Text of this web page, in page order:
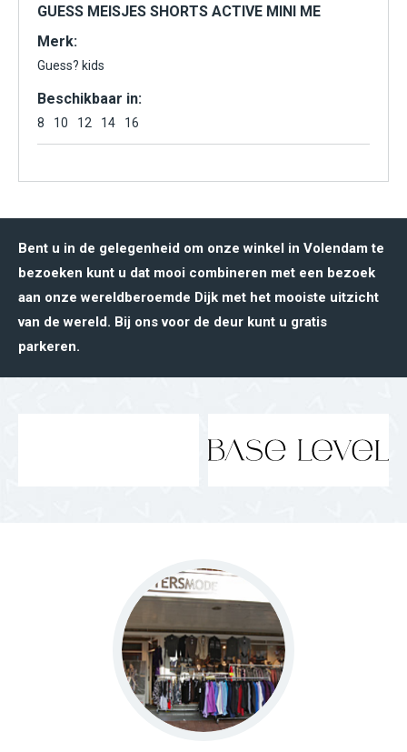
GUESS MEISJES SHORTS ACTIVE MINI ME
Merk:
Guess? kids
Beschikbaar in:
8 10 12 14 16
Bent u in de gelegenheid om onze winkel in Volendam te
bezoeken kunt u dat mooi combineren met een bezoek
aan onze wereldberoemde Dijk met het mooiste uitzicht
van de wereld. Bij ons voor de deur kunt u gratis
parkeren.